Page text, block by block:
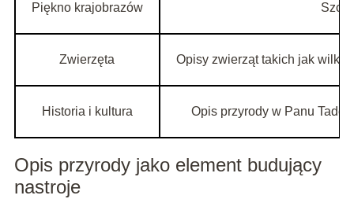
Piękno krajobrazów
Zwierzęta Opisy zwierząt takich jak wilki,
Historia i kultura Opis przyrody w Panu
Opis przyrody jako element budujący
nastroje